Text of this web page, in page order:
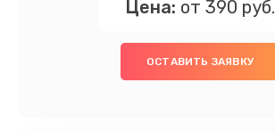
Цена: от 390 руб.
ОСТАВИТЬ ЗАЯВКУ